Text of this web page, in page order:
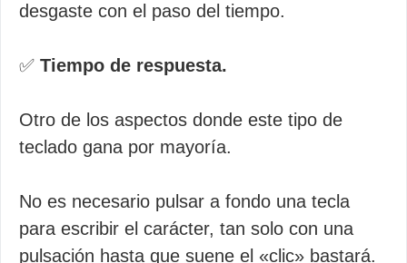
desgaste con el paso del tiempo.
✅ Tiempo de respuesta.
Otro de los aspectos donde este tipo de
teclado gana por mayoría.
No es necesario pulsar a fondo una tecla
para escribir el carácter, tan solo con una
pulsación hasta que suene el «clic» bastará.